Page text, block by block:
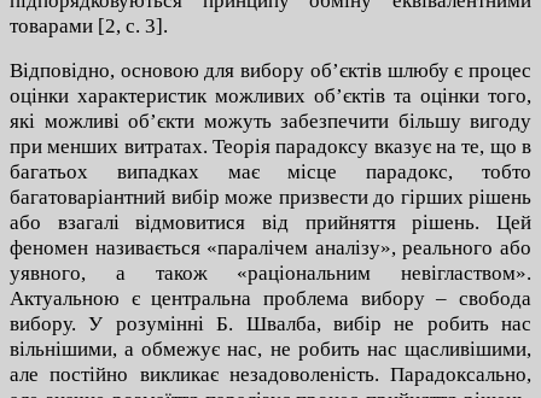
товарами [2, с. 3].
Відповідно, основою для вибору об’єктів шлюбу є процес
оцінки характеристик можливих об’єктів та оцінки того,
які можливі об’єкти можуть забезпечити більшу вигоду
при менших витратах. Теорія парадоксу вказує на те, що в
багатьох випадках має місце парадокс, тобто
багатоваріантний вибір може призвести до гірших рішень
або взагалі відмовитися від прийняття рішень. Цей
феномен називається «паралічем аналізу», реального або
уявного, а також «раціональним невіглаством».
Актуальною є центральна проблема вибору – свобода
вибору. У розумінні Б. Швалба, вибір не робить нас
вільнішими, а обмежує нас, не робить нас щасливішими,
але постійно викликає незадоволеність. Парадоксально,